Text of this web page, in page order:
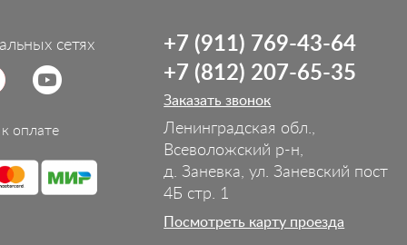
сетях
оплате
+7 (911) 769-43-64
+7 (812) 207-65-35
Заказать звонок
Ленинградская обл.,
Всеволожский р-н,
д. Заневка, ул. Заневский пост
4Б стр. 1
Посмотреть карту проезда